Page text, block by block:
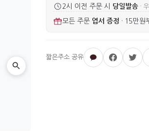
2시 이전 주문 시 당일발송 ·
모든 주문 엽서 증정 · 15만원